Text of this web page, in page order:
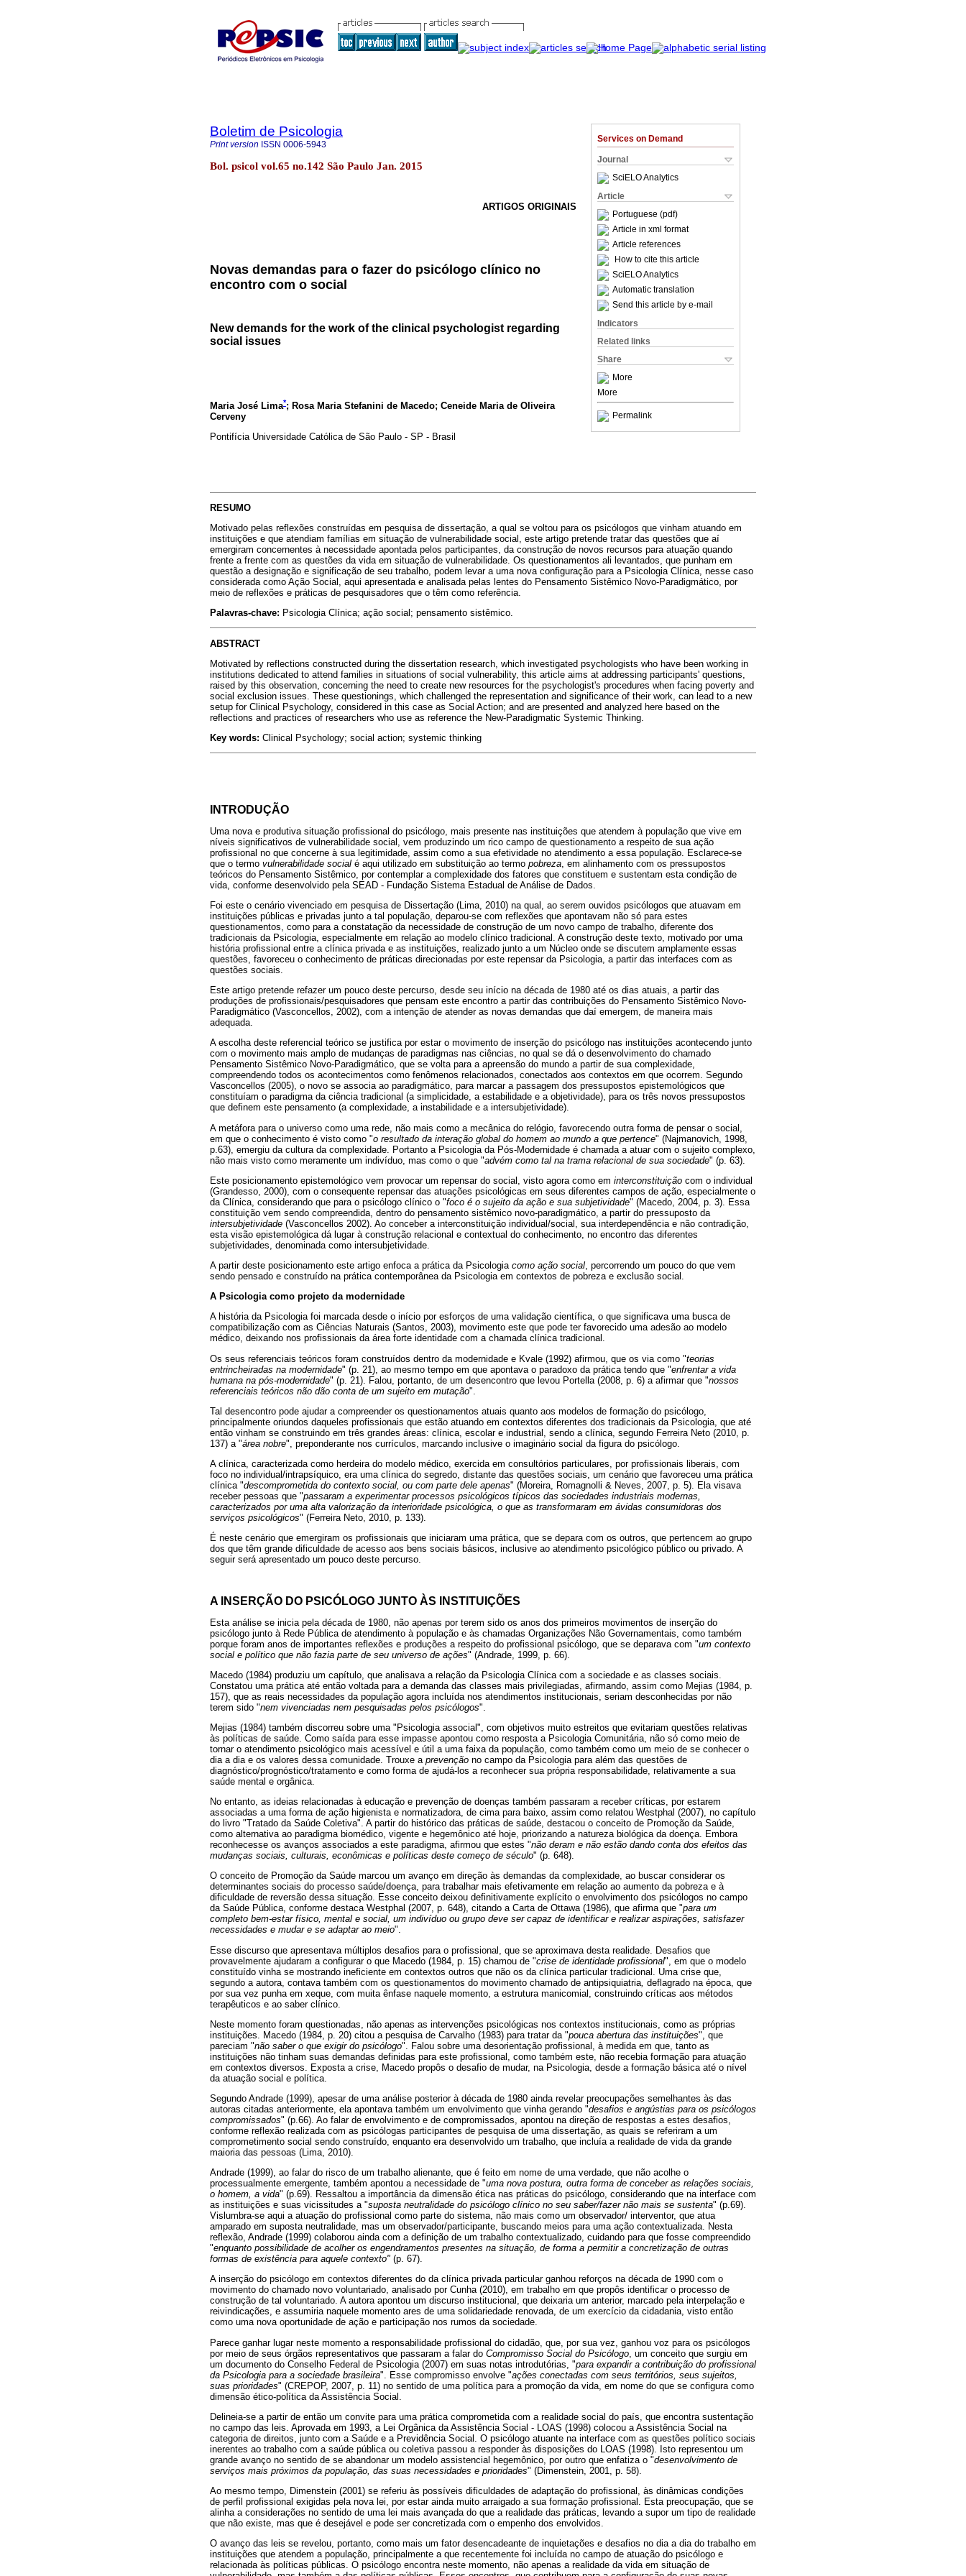
Services on Demand
Journal
SciELO Analytics
Article
Portuguese (pdf)
Article in xml format
Article references
How to cite this article
SciELO Analytics
Automatic translation
Send this article by e-mail
Indicators
Related links
Share
More
More
Permalink
Boletim de Psicologia
Print version ISSN 0006-5943
Bol. psicol vol.65 no.142 São Paulo Jan. 2015
ARTIGOS ORIGINAIS
Novas demandas para o fazer do psicólogo clínico no
encontro com o social
New demands for the work of the clinical psychologist regarding
social issues
Maria José Lima*; Rosa Maria Stefanini de Macedo; Ceneide Maria de Oliveira
Cerveny
Pontifícia Universidade Católica de São Paulo - SP - Brasil
RESUMO
Motivado pelas reflexões construídas em pesquisa de dissertação, a qual se voltou para os psicólogos que vinham atuando em
instituições e que atendiam famílias em situação de vulnerabilidade social, este artigo pretende tratar das questões que aí
emergiram concernentes à necessidade apontada pelos participantes, da construção de novos recursos para atuação quando
frente a frente com as questões da vida em situação de vulnerabilidade. Os questionamentos ali levantados, que punham em
questão a designação e significação de seu trabalho, podem levar a uma nova configuração para a Psicologia Clínica, nesse caso
considerada como Ação Social, aqui apresentada e analisada pelas lentes do Pensamento Sistêmico Novo-Paradigmático, por
meio de reflexões e práticas de pesquisadores que o têm como referência.
Palavras-chave: Psicologia Clínica; ação social; pensamento sistêmico.
ABSTRACT
Motivated by reflections constructed during the dissertation research, which investigated psychologists who have been working in
institutions dedicated to attend families in situations of social vulnerability, this article aims at addressing participants' questions,
raised by this observation, concerning the need to create new resources for the psychologist's procedures when facing poverty and
social exclusion issues. These questionings, which challenged the representation and significance of their work, can lead to a new
setup for Clinical Psychology, considered in this case as Social Action; and are presented and analyzed here based on the
reflections and practices of researchers who use as reference the New-Paradigmatic Systemic Thinking.
Key words: Clinical Psychology; social action; systemic thinking
INTRODUÇÃO
Uma nova e produtiva situação profissional do psicólogo, mais presente nas instituições que atendem à população que vive em
níveis significativos de vulnerabilidade social, vem produzindo um rico campo de questionamento a respeito de sua ação
profissional no que concerne à sua legitimidade, assim como a sua efetividade no atendimento a essa população. Esclarece-se
que o termo vulnerabilidade social é aqui utilizado em substituição ao termo pobreza , em alinhamento com os pressupostos
teóricos do Pensamento Sistêmico, por contemplar a complexidade dos fatores que constituem e sustentam esta condição de
vida, conforme desenvolvido pela SEAD - Fundação Sistema Estadual de Análise de Dados.
Foi este o cenário vivenciado em pesquisa de Dissertação (Lima, 2010) na qual, ao serem ouvidos psicólogos que atuavam em
instituições públicas e privadas junto a tal população, deparou-se com reflexões que apontavam não só para estes
questionamentos, como para a constatação da necessidade de construção de um novo campo de trabalho, diferente dos
tradicionais da Psicologia, especialmente em relação ao modelo clínico tradicional. A construção deste texto, motivado por uma
história profissional entre a clínica privada e as instituições, realizado junto a um Núcleo onde se discutem amplamente essas
questões, favoreceu o conhecimento de práticas direcionadas por este repensar da Psicologia, a partir das interfaces com as
questões sociais.
Este artigo pretende refazer um pouco deste percurso, desde seu início na década de 1980 até os dias atuais, a partir das
produções de profissionais/pesquisadores que pensam este encontro a partir das contribuições do Pensamento Sistêmico Novo-
Paradigmático (Vasconcellos, 2002), com a intenção de atender as novas demandas que daí emergem, de maneira mais
adequada.
A escolha deste referencial teórico se justifica por estar o movimento de inserção do psicólogo nas instituições acontecendo junto
com o movimento mais amplo de mudanças de paradigmas nas ciências, no qual se dá o desenvolvimento do chamado
Pensamento Sistêmico Novo-Paradigmático, que se volta para a apreensão do mundo a partir de sua complexidade,
compreendendo todos os acontecimentos como fenômenos relacionados, conectados aos contextos em que ocorrem. Segundo
Vasconcellos (2005), o novo se associa ao paradigmático, para marcar a passagem dos pressupostos epistemológicos que
constituíam o paradigma da ciência tradicional (a simplicidade, a estabilidade e a objetividade), para os três novos pressupostos
que definem este pensamento (a complexidade, a instabilidade e a intersubjetividade).
A metáfora para o universo como uma rede, não mais como a mecânica do relógio, favorecendo outra forma de pensar o social,
em que o conhecimento é visto como "o resultado da interação global do homem ao mundo a que pertence" (Najmanovich, 1998,
p.63), emergiu da cultura da complexidade. Portanto a Psicologia da Pós-Modernidade é chamada a atuar com o sujeito complexo,
não mais visto como meramente um indivíduo, mas como o que "advém como tal na trama relacional de sua sociedade" (p. 63).
Este posicionamento epistemológico vem provocar um repensar do social, visto agora como em interconstituição com o individual
(Grandesso, 2000), com o consequente repensar das atuações psicológicas em seus diferentes campos de ação, especialmente o
da Clínica, considerando que para o psicólogo clínico o "foco é o sujeito da ação e sua subjetividade" (Macedo, 2004, p. 3). Essa
constituição vem sendo compreendida, dentro do pensamento sistêmico novo-paradigmático, a partir do pressuposto da
intersubjetividade (Vasconcellos 2002). Ao conceber a interconstituição individual/social, sua interdependência e não contradição,
esta visão epistemológica dá lugar à construção relacional e contextual do conhecimento, no encontro das diferentes
subjetividades, denominada como intersubjetividade.
A partir deste posicionamento este artigo enfoca a prática da Psicologia como ação social, percorrendo um pouco do que vem
sendo pensado e construído na prática contemporânea da Psicologia em contextos de pobreza e exclusão social.
A Psicologia como projeto da modernidade
A história da Psicologia foi marcada desde o início por esforços de uma validação científica, o que significava uma busca de
compatibilização com as Ciências Naturais (Santos, 2003), movimento este que pode ter favorecido uma adesão ao modelo
médico, deixando nos profissionais da área forte identidade com a chamada clínica tradicional.
Os seus referenciais teóricos foram construídos dentro da modernidade e Kvale (1992) afirmou, que os via como "teorias
entrincheiradas na modernidade" (p. 21), ao mesmo tempo em que apontava o paradoxo da prática tendo que "enfrentar a vida
humana na pós-modernidade" (p. 21). Falou, portanto, de um desencontro que levou Portella (2008, p. 6) a afirmar que "nossos
referenciais teóricos não dão conta de um sujeito em mutação".
Tal desencontro pode ajudar a compreender os questionamentos atuais quanto aos modelos de formação do psicólogo,
principalmente oriundos daqueles profissionais que estão atuando em contextos diferentes dos tradicionais da Psicologia, que até
então vinham se construindo em três grandes áreas: clínica, escolar e industrial, sendo a clínica, segundo Ferreira Neto (2010, p.
137) a "área nobre", preponderante nos currículos, marcando inclusive o imaginário social da figura do psicólogo.
A clínica, caracterizada como herdeira do modelo médico, exercida em consultórios particulares, por profissionais liberais, com
foco no individual/intrapsíquico, era uma clínica do segredo, distante das questões sociais, um cenário que favoreceu uma prática
clínica "descomprometida do contexto social, ou com parte dele apenas" (Moreira, Romagnolli & Neves, 2007, p. 5). Ela visava
receber pessoas que "passaram a experimentar processos psicológicos típicos das sociedades industriais modernas,
caracterizados por uma alta valorização da interioridade psicológica, o que as transformaram em ávidas consumidoras dos
serviços psicológicos" (Ferreira Neto, 2010, p. 133).
É neste cenário que emergiram os profissionais que iniciaram uma prática, que se depara com os outros, que pertencem ao grupo
dos que têm grande dificuldade de acesso aos bens sociais básicos, inclusive ao atendimento psicológico público ou privado. A
seguir será apresentado um pouco deste percurso.
A INSERÇÃO DO PSICÓLOGO JUNTO ÀS INSTITUIÇÕES
Esta análise se inicia pela década de 1980, não apenas por terem sido os anos dos primeiros movimentos de inserção do
psicólogo junto à Rede Pública de atendimento à população e às chamadas Organizações Não Governamentais, como também
porque foram anos de importantes reflexões e produções a respeito do profissional psicólogo, que se deparava com "um contexto
social e político que não fazia parte de seu universo de ações" (Andrade, 1999, p. 66).
Macedo (1984) produziu um capítulo, que analisava a relação da Psicologia Clínica com a sociedade e as classes sociais.
Constatou uma prática até então voltada para a demanda das classes mais privilegiadas, afirmando, assim como Mejias (1984, p.
157), que as reais necessidades da população agora incluída nos atendimentos institucionais, seriam desconhecidas por não
terem sido "nem vivenciadas nem pesquisadas pelos psicólogos".
Mejias (1984) também discorreu sobre uma "Psicologia associal", com objetivos muito estreitos que evitariam questões relativas
às políticas de saúde. Como saída para esse impasse apontou como resposta a Psicologia Comunitária, não só como meio de
tornar o atendimento psicológico mais acessível e útil a uma faixa da população, como também como um meio de se conhecer o
dia a dia e os valores dessa comunidade. Trouxe a prevenção no campo da Psicologia para além das questões de
diagnóstico/prognóstico/tratamento e como forma de ajudá-los a reconhecer sua própria responsabilidade, relativamente a sua
saúde mental e orgânica.
No entanto, as ideias relacionadas à educação e prevenção de doenças também passaram a receber críticas, por estarem
associadas a uma forma de ação higienista e normatizadora, de cima para baixo, assim como relatou Westphal (2007), no capítulo
do livro "Tratado da Saúde Coletiva". A partir do histórico das práticas de saúde, destacou o conceito de Promoção da Saúde,
como alternativa ao paradigma biomédico, vigente e hegemônico até hoje, priorizando a natureza biológica da doença. Embora
reconhecesse os avanços associados a este paradigma, afirmou que estes "não deram e não estão dando conta dos efeitos das
mudanças sociais, culturais, econômicas e políticas deste começo de século" (p. 648).
O conceito de Promoção da Saúde marcou um avanço em direção às demandas da complexidade, ao buscar considerar os
determinantes sociais do processo saúde/doença, para trabalhar mais efetivamente em relação ao aumento da pobreza e à
dificuldade de reversão dessa situação. Esse conceito deixou definitivamente explícito o envolvimento dos psicólogos no campo
da Saúde Pública, conforme destaca Westphal (2007, p. 648), citando a Carta de Ottawa (1986), que afirma que "para um
completo bem-estar físico, mental e social, um indivíduo ou grupo deve ser capaz de identificar e realizar aspirações, satisfazer
necessidades e mudar e se adaptar ao meio".
Esse discurso que apresentava múltiplos desafios para o profissional, que se aproximava desta realidade. Desafios que
provavelmente ajudaram a configurar o que Macedo (1984, p. 15) chamou de "crise de identidade profissional", em que o modelo
constituído vinha se mostrando ineficiente em contextos outros que não os da clínica particular tradicional. Uma crise que,
segundo a autora, contava também com os questionamentos do movimento chamado de antipsiquiatria deflagrado na época, que
por sua vez punha em xeque, com muita ênfase naquele momento, a estrutura manicomial, construindo críticas aos métodos
terapêuticos e ao saber clínico.
Neste momento foram questionadas, não apenas as intervenções psicológicas nos contextos institucionais, como as próprias
instituições. Macedo (1984, p. 20) citou a pesquisa de Carvalho (1983) para tratar da "pouca abertura das instituições", que
pareciam "não saber o que exigir do psicólogo". Falou sobre uma desorientação profissional, à medida em que, tanto as
instituições não tinham suas demandas definidas para este profissional, como também este, não recebia formação para atuação
em contextos diversos. Exposta a crise, Macedo propôs o desafio de mudar, na Psicologia, desde a formação básica até o nível
da atuação social e política.
Segundo Andrade (1999), apesar de uma análise posterior à década de 1980 ainda revelar preocupações semelhantes às das
autoras citadas anteriormente, ela apontava também um envolvimento que vinha gerando "desafios e angústias para os psicólogos
compromissados" (p.66). Ao falar de envolvimento e de compromissados, apontou na direção de respostas a estes desafios,
conforme reflexão realizada com as psicólogas participantes de pesquisa de uma dissertação, as quais se referiram a um
comprometimento social sendo construído, enquanto era desenvolvido um trabalho, que incluía a realidade de vida da grande
maioria das pessoas (Lima, 2010).
Andrade (1999), ao falar do risco de um trabalho alienante, que é feito em nome de uma verdade, que não acolhe o
processualmente emergente, também apontou a necessidade de "uma nova postura, outra forma de conceber as relações sociais,
o homem, a vida" (p.69). Ressaltou a importância da dimensão ética nas práticas do psicólogo, considerando que na interface com
as instituições e suas vicissitudes a "suposta neutralidade do psicólogo clínico no seu saber/fazer não mais se sustenta" (p.69).
Vislumbra-se aqui a atuação do profissional como parte do sistema, não mais como um observador/ interventor, que atua
amparado em suposta neutralidade, mas um observador/participante, buscando meios para uma ação contextualizada. Nesta
reflexão, Andrade (1999) colaborou ainda com a definição de um trabalho contextualizado, cuidando para que fosse compreendido
"enquanto possibilidade de acolher os engendramentos presentes na situação, de forma a permitir a concretização de outras
formas de existência para aquele contexto" (p. 67).
A inserção do psicólogo em contextos diferentes do da clínica privada particular ganhou reforços na década de 1990 com o
movimento do chamado novo voluntariado, analisado por Cunha (2010), em trabalho em que propôs identificar o processo de
construção de tal voluntariado. A autora apontou um discurso institucional, que deixaria um anterior, marcado pela interpelação e
reivindicações, e assumiria naquele momento ares de uma solidariedade renovada, de um exercício da cidadania, visto então
como uma nova oportunidade de ação e participação nos rumos da sociedade.
Parece ganhar lugar neste momento a responsabilidade profissional do cidadão, que, por sua vez, ganhou voz para os psicólogos
por meio de seus órgãos representativos que passaram a falar do Compromisso Social do Psicólogo , um conceito que surgiu em
um documento do Conselho Federal de Psicologia (2007) em suas notas introdutórias, "para expandir a contribuição do profissional
da Psicologia para a sociedade brasileira". Esse compromisso envolve "ações conectadas com seus territórios, seus sujeitos,
suas prioridades" (CREPOP, 2007, p. 11) no sentido de uma política para a promoção da vida, em nome do que se configura como
dimensão ético-política da Assistência Social.
Delineia-se a partir de então um convite para uma prática comprometida com a realidade social do país, que encontra sustentação
no campo das leis. Aprovada em 1993, a Lei Orgânica da Assistência Social - LOAS (1998) colocou a Assistência Social na
categoria de direitos, junto com a Saúde e a Previdência Social. O psicólogo atuante na interface com as questões político sociais
inerentes ao trabalho com a saúde pública ou coletiva passou a responder às disposições do LOAS (1998). Isto representou um
grande avanço no sentido de se abandonar um modelo assistencial hegemônico, por outro que enfatiza o "desenvolvimento de
serviços mais próximos da população, das suas necessidades e prioridades" (Dimenstein, 2001, p. 58).
Ao mesmo tempo, Dimenstein (2001) se referiu às possíveis dificuldades de adaptação do profissional, às dinâmicas condições
de perfil profissional exigidas pela nova lei, por estar ainda muito arraigado a sua formação profissional. Esta preocupação, que se
alinha a considerações no sentido de uma lei mais avançada do que a realidade das práticas, levando a supor um tipo de realidade
que não existe, mas que é desejável e pode ser concretizada com o empenho dos envolvidos.
O avanço das leis se revelou, portanto, como mais um fator desencadeante de inquietações e desafios no dia a dia do trabalho em
instituições que atendem a população, principalmente a que recentemente foi incluída no campo de atuação do psicólogo e
relacionada às políticas públicas. O psicólogo encontra neste momento, não apenas a realidade da vida em situação de